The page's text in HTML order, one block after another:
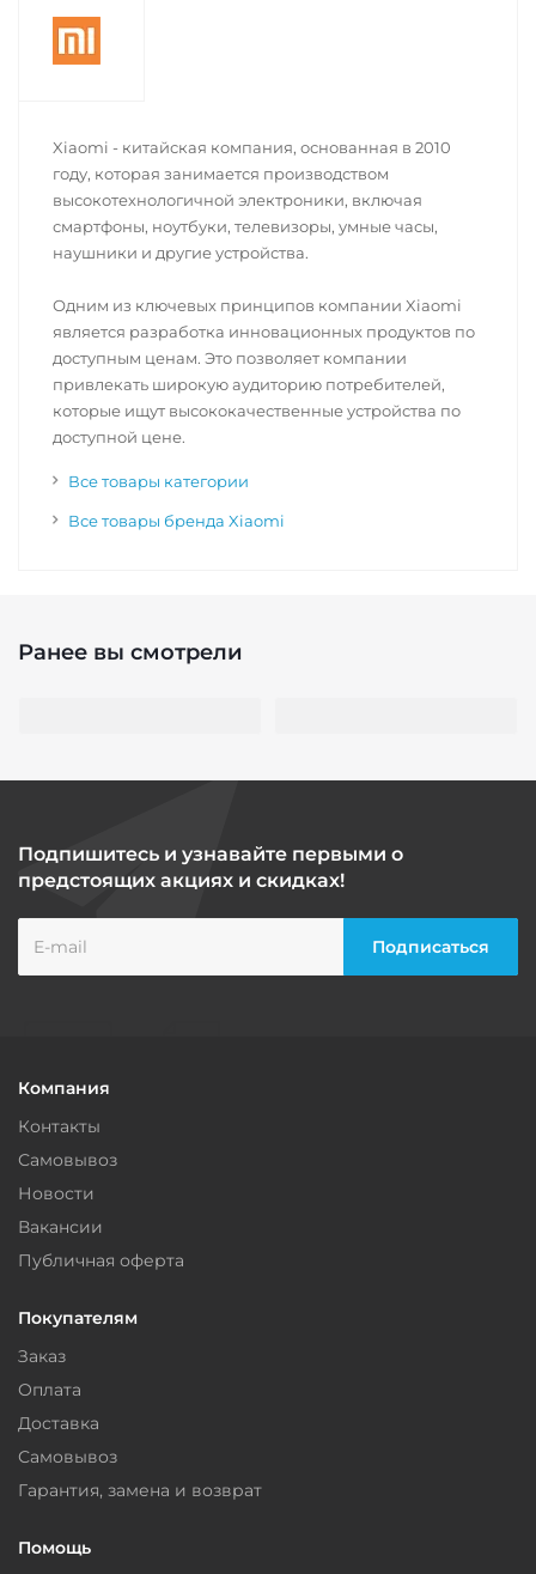
Xiaomi - китайская компания, основанная в 2010
году, которая занимается производством
высокотехнологичной электроники, включая
смартфоны, ноутбуки, телевизоры, умные часы,
наушники и другие устройства.
Одним из ключевых принципов компании Xiaomi
является разработка инновационных продуктов по
доступным ценам. Это позволяет компании
привлекать широкую аудиторию потребителей,
которые ищут высококачественные устройства по
доступной цене.
Все товары категории
Все товары бренда Xiaomi
Ранее вы смотрели
Подпишитесь и узнавайте первыми о
предстоящих акциях и скидках!
Компания
Контакты
Самовывоз
Новости
Вакансии
Публичная оферта
Покупателям
Заказ
Оплата
Доставка
Самовывоз
Гарантия, замена и возврат
Помощь